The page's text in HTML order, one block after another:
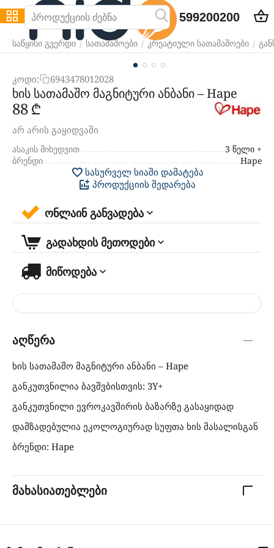
599200200
საწყისი გვერდი / სათამაშოები / კრეატიული სათამაშოები /
კოდი: 6943478012028
ხის სათამაშო მაგნიტური ანბანი – Hape
‍88‍₾
არ არის გაყიდვაში
ასაკის მიხედვით
3 წელი +
ბრენდი
Hape
სასურველ სიაში დამატება
პროდუქციის შედარება
ონლაინ განვადება
გადახდის მეთოდები
მიწოდება
აღწერა
ხის სათამაშო მაგნიტური ანბანი – Hape
განკუთვნილია ბავშვბისთვის: 3Y+
განკუთვნილი ევროკავშირის ბაზარზე გასაყიდად
დამზადებულია ეკოლოგიურად სუფთა ხის მასალისგან
ბრენდი: Hape
მახასიათებლები